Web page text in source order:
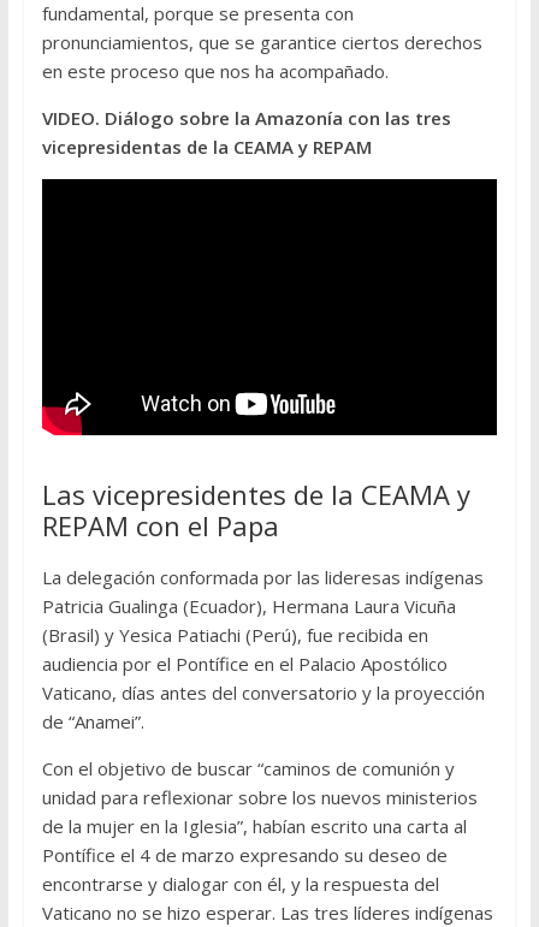
fundamental, porque se presenta con
pronunciamientos, que se garantice ciertos derechos
en este proceso que nos ha acompañado.
VIDEO. Diálogo sobre la Amazonía con las tres
vicepresidentas de la CEAMA y REPAM
Las vicepresidentes de la CEAMA y
REPAM con el Papa
La delegación conformada por las lideresas indígenas
Patricia Gualinga (Ecuador), Hermana Laura Vicuña
(Brasil) y Yesica Patiachi (Perú), fue recibida en
audiencia por el Pontífice en el Palacio Apostólico
Vaticano, días antes del conversatorio y la proyección
de “Anamei”.
Con el objetivo de buscar “caminos de comunión y
unidad para reflexionar sobre los nuevos ministerios
de la mujer en la Iglesia”, habían escrito una carta al
Pontífice el 4 de marzo expresando su deseo de
encontrarse y dialogar con él, y la respuesta del
Vaticano no se hizo esperar. Las tres líderes indígenas